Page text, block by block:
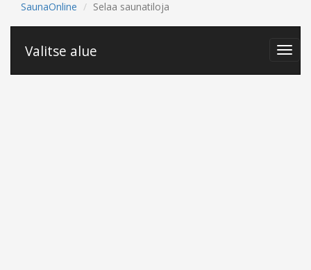
SaunaOnline Selaa saunatiloja
Valitse alue